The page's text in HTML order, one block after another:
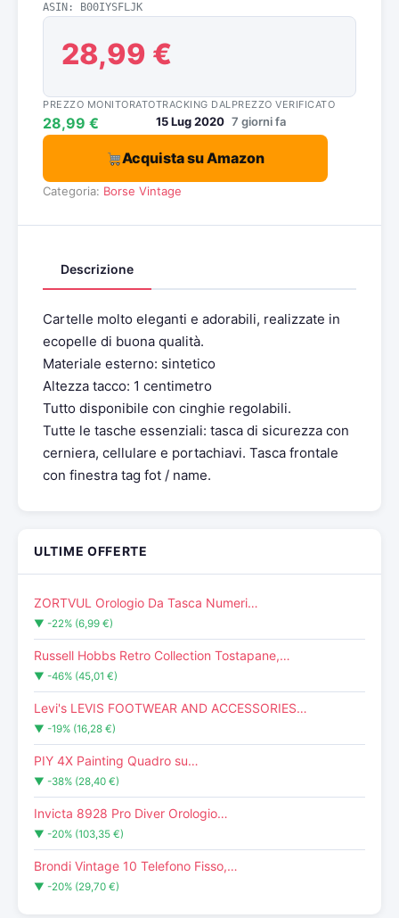
ASIN: B00IYSFLJK
28,99 €
PREZZO MONITORATO
28,99 €
TRACKING DAL
15 Lug 2020
PREZZO VERIFICATO
7 giorni fa
Acquista su Amazon
Categoria: Borse Vintage
Descrizione
Cartelle molto eleganti e adorabili, realizzate in
ecopelle di buona qualità.
Materiale esterno: sintetico
Altezza tacco: 1 centimetro
Tutto disponibile con cinghie regolabili.
Tutte le tasche essenziali: tasca di sicurezza con
cerniera, cellulare e portachiavi. Tasca frontale
con finestra tag fot / name.
ULTIME OFFERTE
ZORTVUL Orologio Da Tasca Numeri…
▼ -22% (6,99 €)
Russell Hobbs Retro Collection Tostapane,…
▼ -46% (45,01 €)
Levi's LEVIS FOOTWEAR AND ACCESSORIES…
▼ -19% (16,28 €)
PIY 4X Painting Quadro su…
▼ -38% (28,40 €)
Invicta 8928 Pro Diver Orologio…
▼ -20% (103,35 €)
Brondi Vintage 10 Telefono Fisso,…
▼ -20% (29,70 €)